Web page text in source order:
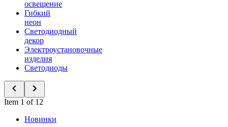
освещение
Гибкий
неон
Светодиодный
декор
Электроустановочные
изделия
Светодиоды
Item 1 of 12
Новинки